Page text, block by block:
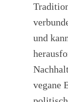
und
vegane